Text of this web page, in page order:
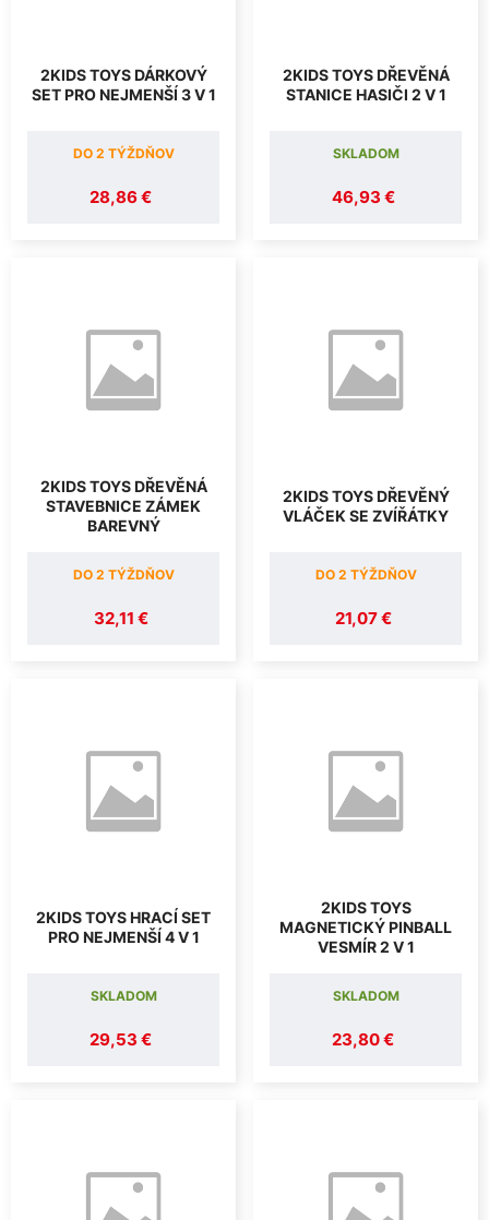
2KIDS TOYS DÁRKOVÝ
SET PRO NEJMENŠÍ 3 V 1
28,86 €
DO 2 TÝŽDŇOV
2KIDS TOYS DŘEVĚNÁ
STANICE HASIČI 2 V 1
46,93 €
SKLADOM
2KIDS TOYS DŘEVĚNÁ
STAVEBNICE ZÁMEK
BAREVNÝ
32,11 €
DO 2 TÝŽDŇOV
2KIDS TOYS DŘEVĚNÝ
VLÁČEK SE ZVÍŘÁTKY
21,07 €
DO 2 TÝŽDŇOV
2KIDS TOYS HRACÍ SET
PRO NEJMENŠÍ 4 V 1
29,53 €
SKLADOM
2KIDS TOYS
MAGNETICKÝ PINBALL
VESMÍR 2 V 1
23,80 €
SKLADOM